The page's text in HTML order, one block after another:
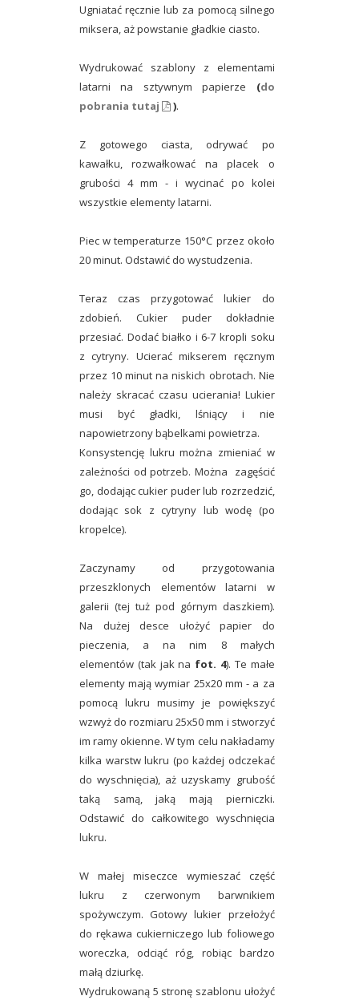
Ugniatać ręcznie lub za pomocą silnego
miksera, aż powstanie gładkie ciasto.
Wydrukować szablony z elementami
latarni na sztywnym papierze (do
pobrania tutaj
).
Z gotowego ciasta, odrywać po
kawałku, rozwałkować na placek o
grubości 4 mm - i wycinać po kolei
wszystkie elementy latarni.
Piec w temperaturze 150°C przez około
20 minut. Odstawić do wystudzenia.
Teraz czas przygotować lukier do
zdobień. Cukier puder dokładnie
przesiać. Dodać białko i 6-7 kropli soku
z cytryny. Ucierać mikserem ręcznym
przez 10 minut na niskich obrotach. Nie
należy skracać czasu ucierania! Lukier
musi być gładki, lśniący i nie
napowietrzony bąbelkami powietrza.
Konsystencję lukru można zmieniać w
zależności od potrzeb. Można zagęścić
go, dodając cukier puder lub rozrzedzić,
dodając sok z cytryny lub wodę (po
kropelce).
Zaczynamy od przygotowania
przeszklonych elementów latarni w
galerii (tej tuż pod górnym daszkiem).
Na dużej desce ułożyć papier do
pieczenia, a na nim 8 małych
elementów (tak jak na fot. 4). Te małe
elementy mają wymiar 25x20 mm - a za
pomocą lukru musimy je powiększyć
wzwyż do rozmiaru 25x50 mm i stworzyć
im ramy okienne. W tym celu nakładamy
kilka warstw lukru (po każdej odczekać
do wyschnięcia), aż uzyskamy grubość
taką samą, jaką mają pierniczki.
Odstawić do całkowitego wyschnięcia
lukru.
W małej miseczce wymieszać część
lukru z czerwonym barwnikiem
spożywczym. Gotowy lukier przełożyć
do rękawa cukierniczego lub foliowego
woreczka, odciąć róg, robiąc bardzo
małą dziurkę.
Wydrukowaną 5 stronę szablonu ułożyć